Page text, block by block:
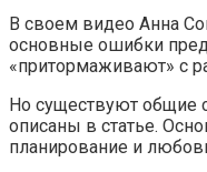
В своем видео Анна
основные ошибки
«притормаживают» с
Но существуют общие
описаны в статье.
планирование и